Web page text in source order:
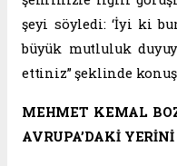
şeyi söyledi: ‘İyi ki
büyük mutluluk
ettiniz” şeklinde
MEHMET KEMAL
AVRUPA’DAKİ